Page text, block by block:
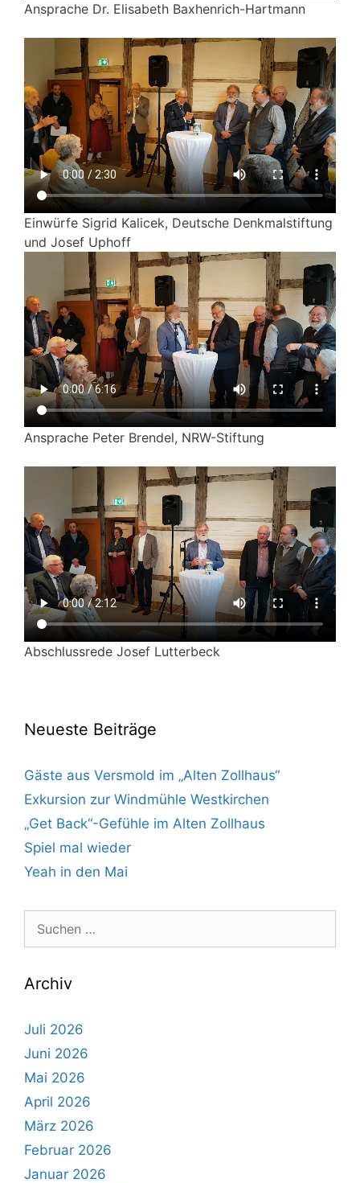
Ansprache Dr. Elisabeth Baxhenrich-Hartmann
Einwürfe Sigrid Kalicek, Deutsche Denkmalstiftung
und Josef Uphoff
Ansprache Peter Brendel, NRW-Stiftung
Abschlussrede Josef Lutterbeck
Neueste Beiträge
Gäste aus Versmold im „Alten Zollhaus“
Exkursion zur Windmühle Westkirchen
„Get Back“-Gefühle im Alten Zollhaus
Spiel mal wieder
Yeah in den Mai
nach:
Archiv
Juli 2026
Juni 2026
Mai 2026
April 2026
März 2026
Februar 2026
Januar 2026